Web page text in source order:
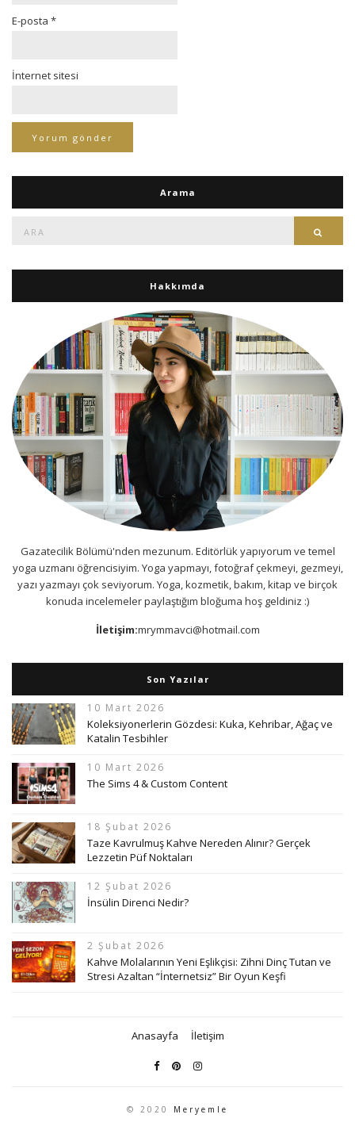
E-posta *
İnternet sitesi
Arama
Hakkımda
Gazatecilik Bölümü'nden mezunum. Editörlük yapıyorum ve temel
yoga uzmanı öğrencisiyim. Yoga yapmayı, fotoğraf çekmeyi, gezmeyi,
yazı yazmayı çok seviyorum. Yoga, kozmetik, bakım, kitap ve birçok
konuda incelemeler paylaştığım bloğuma hoş geldiniz :)
İletişim:mrymmavci@hotmail.com
Son Yazılar
10 Mart 2026
Koleksiyonerlerin Gözdesi: Kuka, Kehribar, Ağaç ve
Katalin Tesbihler
10 Mart 2026
The Sims 4 & Custom Content
18 Şubat 2026
Taze Kavrulmuş Kahve Nereden Alınır? Gerçek
Lezzetin Püf Noktaları
12 Şubat 2026
İnsülin Direnci Nedir?
2 Şubat 2026
Kahve Molalarının Yeni Eşlikçisi: Zihni Dinç Tutan ve
Stresi Azaltan “İnternetsiz” Bir Oyun Keşfi
Anasayfa İletişim
© 2020 Meryemle